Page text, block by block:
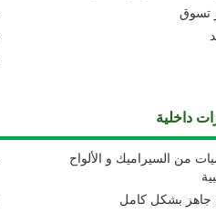
تسوق
داخلية
من السيراميك و الألواح
جاهز بشكل كامل